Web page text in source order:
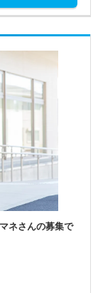
ネさんの募集で